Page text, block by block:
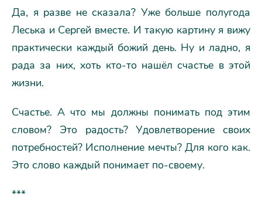
Да, я разве не сказала? Уже больше полугода
Леська и Сергей вместе. И такую картину я вижу
практически каждый божий день. Ну и ладно, я
рада за них, хоть кто-то нашёл счастье в этой
жизни.
Счастье. А что мы должны понимать под этим
словом? Это радость? Удовлетворение своих
потребностей? Исполнение мечты? Для кого как.
Это слово каждый понимает по-своему.
***